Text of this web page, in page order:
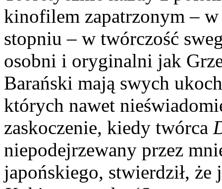
kinofilem zapatrzonym –
stopniu – w twórczość
osobni i oryginalni jak
Barański mają swych
których nawet
zaskoczenie, kiedy twórca
niepodejrzewany przez
japońskiego, stwierdził,